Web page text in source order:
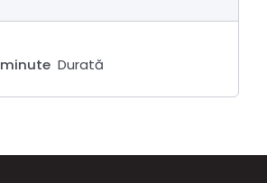
minute Durată